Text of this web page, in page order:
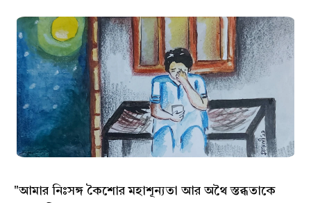
"আমার নিঃসঙ্গ কৈশোর মহাশূন্যতা আর অথৈ স্তব্ধতাকে